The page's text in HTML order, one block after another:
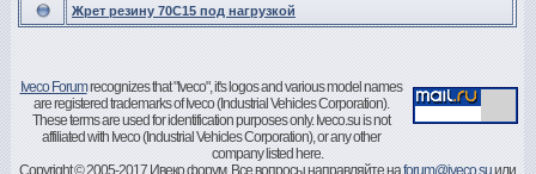
Жрет резину 70С15 под нагрузкой
Iveco Forumrecognizes that "Iveco", it's logos and various model names
are registered trademarks of Iveco (Industrial Vehicles Corporation).
These terms are used for identification purposes only. Iveco.su is not
affiliated with Iveco (Industrial Vehicles Corporation), or any other
company listed here.
Copyright © 2005-2017 Ивеко форум. Все вопросы направляйте наforum@iveco.suили